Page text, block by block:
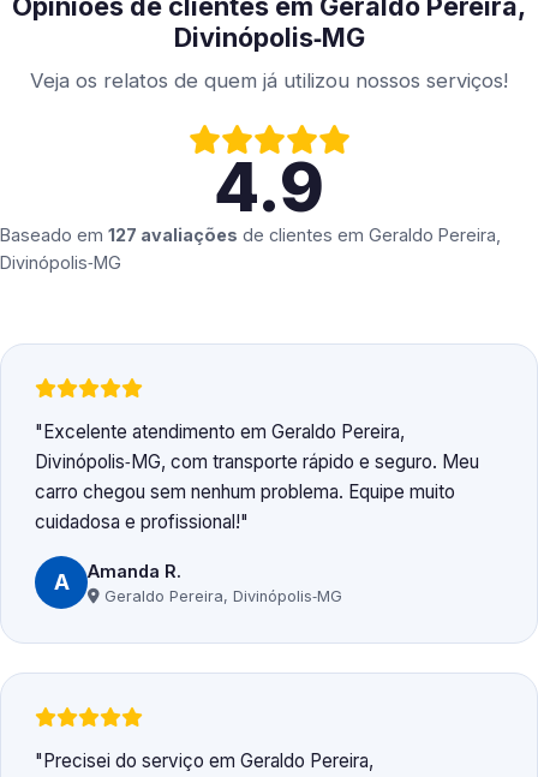
Divinópolis‑MG
Veja os relatos de quem já utilizou nossos serviços!
4.9
Baseado em 127 avaliações de clientes em Geraldo Pereira,
Divinópolis‑MG
Excelente atendimento em Geraldo Pereira,
Divinópolis‑MG, com transporte rápido e seguro. Meu
carro chegou sem nenhum problema. Equipe muito
cuidadosa e profissional!
A Amanda R.
Geraldo Pereira, Divinópolis‑MG
Precisei do serviço em Geraldo Pereira,